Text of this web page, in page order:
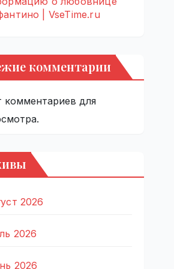
| VseTime.ru
комментарии
комментариев для
2026
2026
2026